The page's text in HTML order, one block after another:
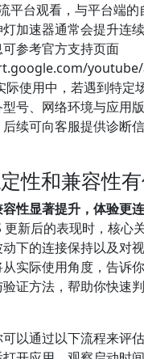
平台观看，与平台端的
加速器通常会提升连
参考官方支持页面
际使用中，若遇到特定
号、网络环境与应用
续可向客服提供诊断
性和兼容性
性显著提升，体验更连
更新后的表现时，核心
下的连接保持以及对
实际使用角度，告诉
证方法，帮助你快速
以通过以下流程来评